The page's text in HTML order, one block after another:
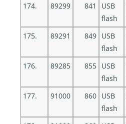
174.
89299 841
USB
flash
175.
89291 849 USB
flash
176.
89285 855 USB
flash
177.
91000 860 USB
flash